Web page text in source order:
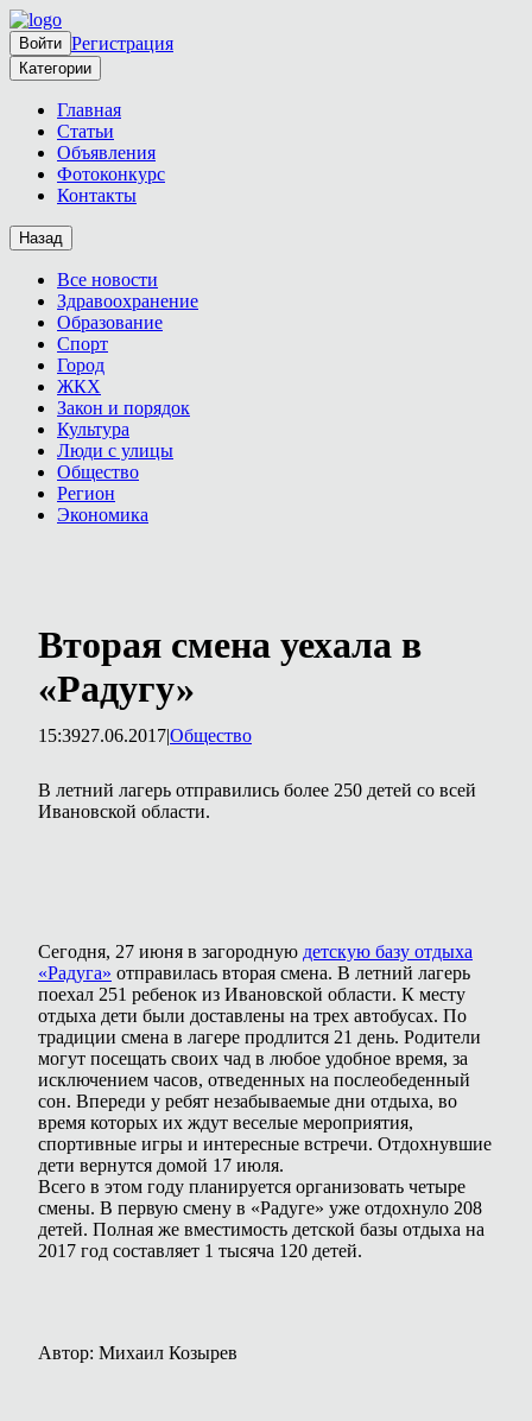
Войти Регистрация
Категории
Главная
Статьи
Объявления
Фотоконкурс
Контакты
Назад
Все новости
Здравоохранение
Образование
Спорт
Город
ЖКХ
Закон и порядок
Культура
Люди с улицы
Общество
Регион
Экономика
Вторая смена уехала в
«Радугу»
15:3927.06.2017|Общество
В летний лагерь отправились более 250 детей со всей
Ивановской области.
Сегодня, 27 июня в загородную детскую базу отдыха
«Радуга» отправилась вторая смена. В летний лагерь
поехал 251 ребенок из Ивановской области. К месту
отдыха дети были доставлены на трех автобусах. По
традиции смена в лагере продлится 21 день. Родители
могут посещать своих чад в любое удобное время, за
исключением часов, отведенных на послеобеденный
сон. Впереди у ребят незабываемые дни отдыха, во
время которых их ждут веселые мероприятия,
спортивные игры и интересные встречи. Отдохнувшие
дети вернутся домой 17 июля.
Всего в этом году планируется организовать четыре
смены. В первую смену в «Радуге» уже отдохнуло 208
детей. Полная же вместимость детской базы отдыха на
2017 год составляет 1 тысяча 120 детей.
Автор: Михаил Козырев